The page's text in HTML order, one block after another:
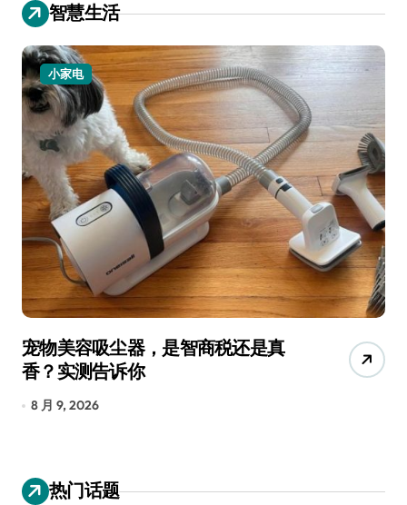
智慧生活
小家电
宠物美容吸尘器，是智商税还是真
香？实测告诉你
8 月 9, 2026
热门话题